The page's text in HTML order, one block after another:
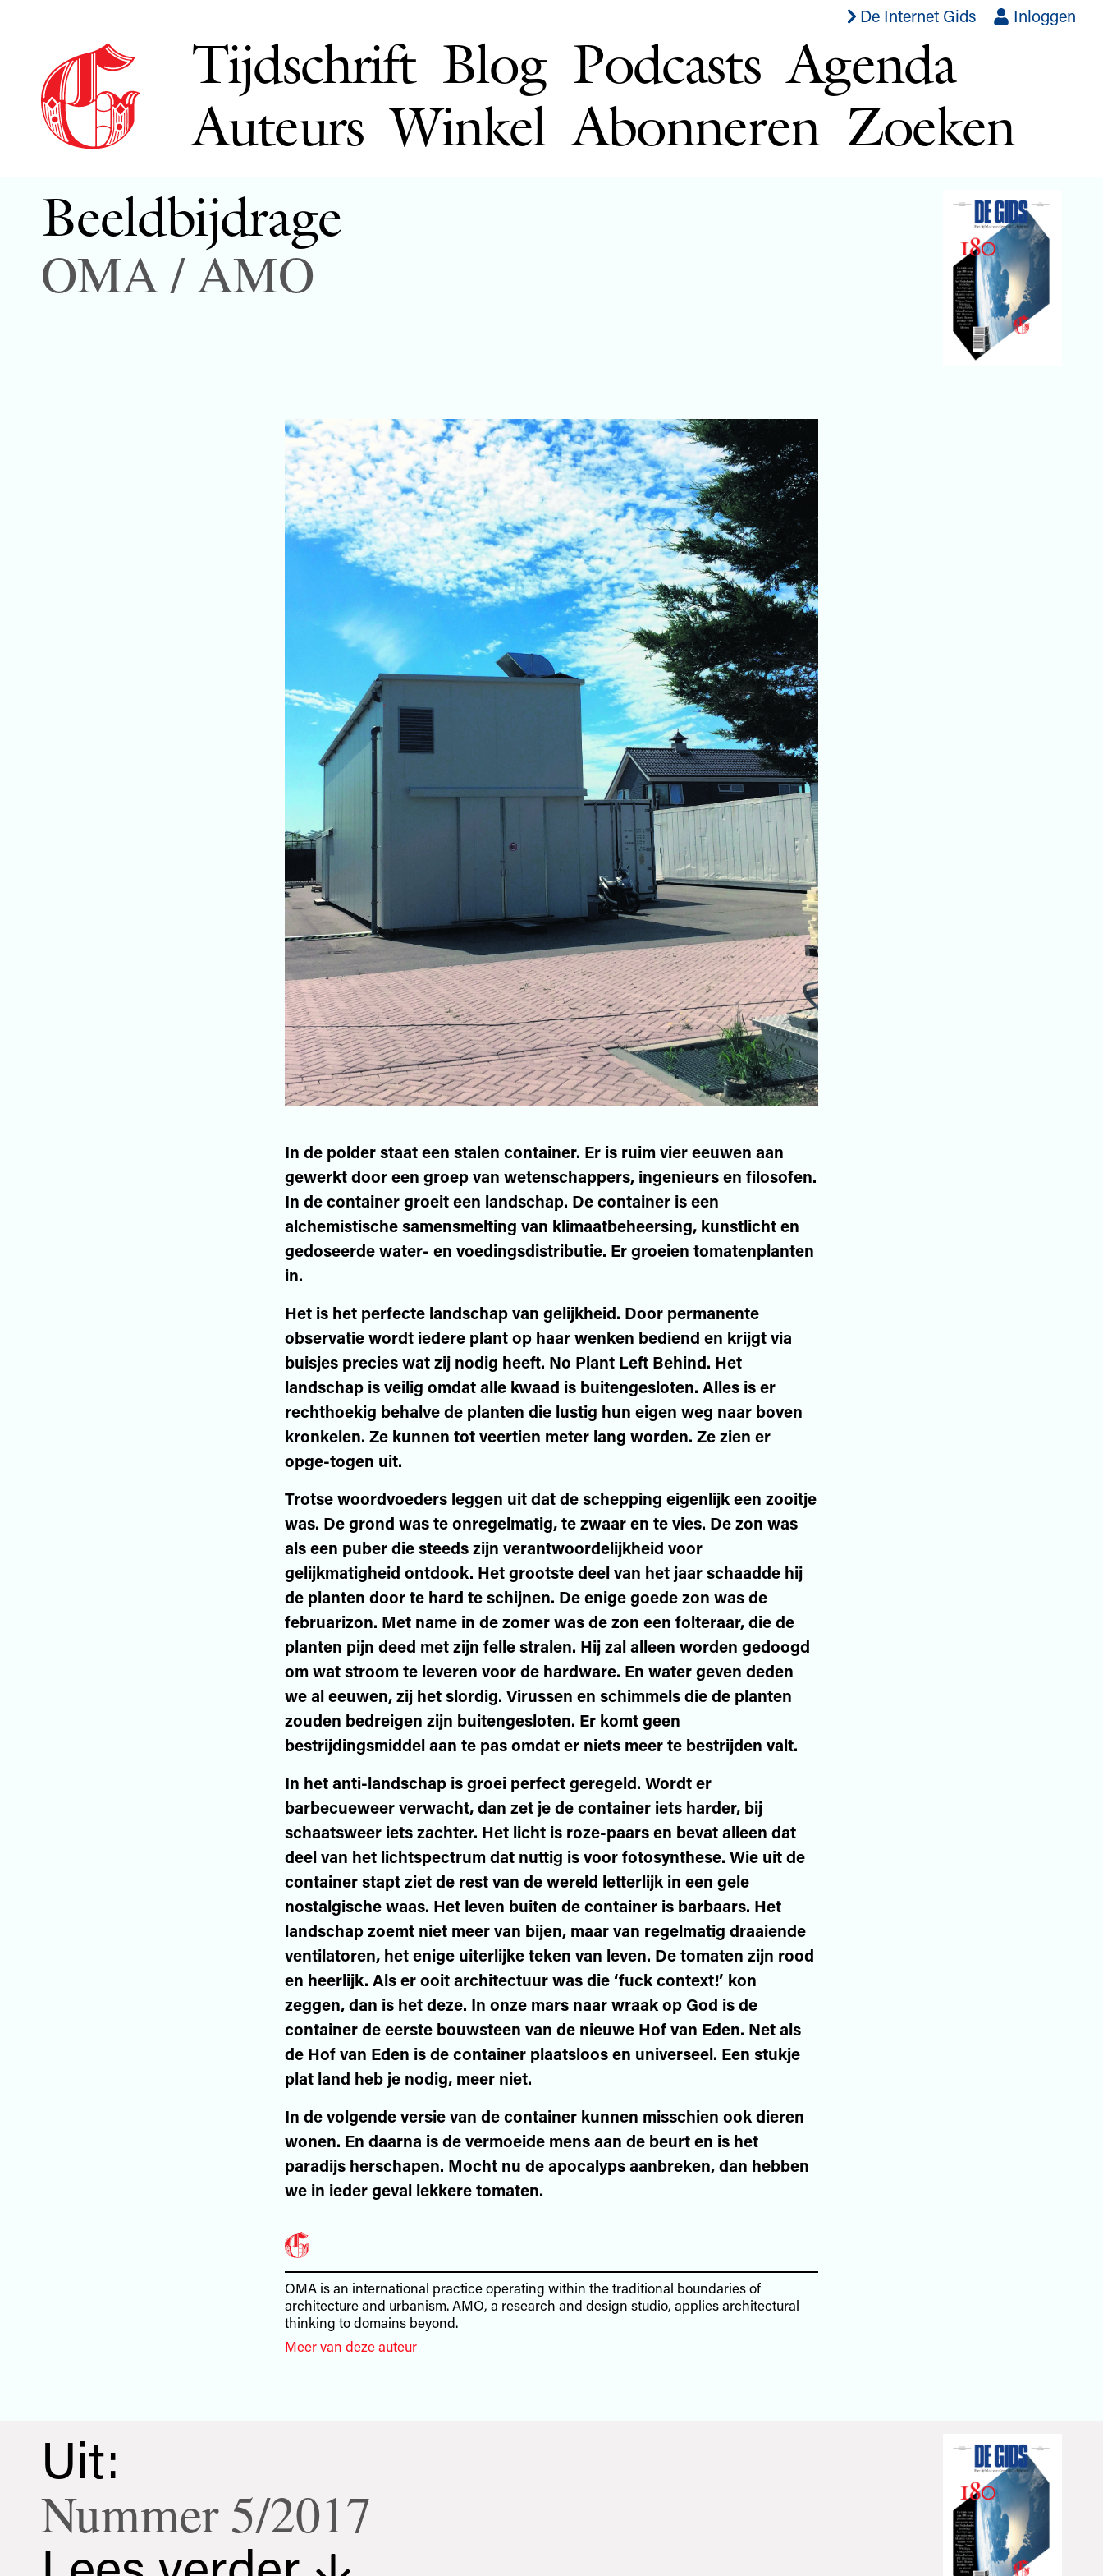
De Internet Gids Inloggen
Tijdschrift Blog Podcasts Agenda
Auteurs Winkel Abonneren Zoeken
Beeldbijdrage
OMA / AMO
In de polder staat een stalen container. Er is ruim vier eeuwen aan
gewerkt door een groep van wetenschappers, ingenieurs en filosofen.
In de container groeit een landschap. De container is een
alchemistische samensmelting van klimaatbeheersing, kunstlicht en
gedoseerde water- en voedingsdistributie. Er groeien tomatenplanten
in.
Het is het perfecte landschap van gelijkheid. Door permanente
observatie wordt iedere plant op haar wenken bediend en krijgt via
buisjes precies wat zij nodig heeft. No Plant Left Behind. Het
landschap is veilig omdat alle kwaad is buitengesloten. Alles is er
rechthoekig behalve de planten die lustig hun eigen weg naar boven
kronkelen. Ze kunnen tot veertien meter lang worden. Ze zien er
opge-togen uit.
Trotse woordvoeders leggen uit dat de schepping eigenlijk een zooitje
was. De grond was te onregelmatig, te zwaar en te vies. De zon was
als een puber die steeds zijn verantwoordelijkheid voor
gelijkmatigheid ontdook. Het grootste deel van het jaar schaadde hij
de planten door te hard te schijnen. De enige goede zon was de
februarizon. Met name in de zomer was de zon een folteraar, die de
planten pijn deed met zijn felle stralen. Hij zal alleen worden gedoogd
om wat stroom te leveren voor de hardware. En water geven deden
we al eeuwen, zij het slordig. Virussen en schimmels die de planten
zouden bedreigen zijn buitengesloten. Er komt geen
bestrijdingsmiddel aan te pas omdat er niets meer te bestrijden valt.
In het anti-landschap is groei perfect geregeld. Wordt er
barbecueweer verwacht, dan zet je de container iets harder, bij
schaatsweer iets zachter. Het licht is roze-paars en bevat alleen dat
deel van het lichtspectrum dat nuttig is voor fotosynthese. Wie uit de
container stapt ziet de rest van de wereld letterlijk in een gele
nostalgische waas. Het leven buiten de container is barbaars. Het
landschap zoemt niet meer van bijen, maar van regelmatig draaiende
ventilatoren, het enige uiterlijke teken van leven. De tomaten zijn rood
en heerlijk. Als er ooit architectuur was die ‘fuck context!’ kon
zeggen, dan is het deze. In onze mars naar wraak op God is de
container de eerste bouwsteen van de nieuwe Hof van Eden. Net als
de Hof van Eden is de container plaatsloos en universeel. Een stukje
plat land heb je nodig, meer niet.
In de volgende versie van de container kunnen misschien ook dieren
wonen. En daarna is de vermoeide mens aan de beurt en is het
paradijs herschapen. Mocht nu de apocalyps aanbreken, dan hebben
we in ieder geval lekkere tomaten.
OMA is an international practice operating within the traditional boundaries of
architecture and urbanism. AMO, a research and design studio, applies architectural
thinking to domains beyond.
Meer van deze auteur
Uit:
Nummer 5/2017